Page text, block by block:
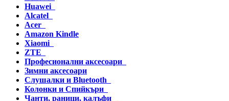
Huawei
Alcatel
Acer
Amazon Kindle
Xiaomi
ZTE
Професионални аксесоари
Зимни аксесоари
Слушалки и Bluetooth
Колонки и Спийкъри
Чанти, раници, калъфи